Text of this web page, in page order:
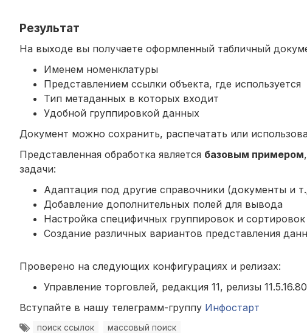
Результат
На выходе вы получаете оформленный табличный
Именем номенклатуры
Представлением ссылки объекта, где используется
Тип метаданных в которых входит
Удобной группировкой данных
Документ можно сохранить, распечатать или
Представленная обработка является базовым примером
задачи:
Адаптация под другие справочники (документы и
Добавление дополнительных полей для вывода
Настройка специфичных группировок и сортировок
Создание различных вариантов представления
Проверено на следующих конфигурациях и релизах:
Управление торговлей, редакция 11, релизы 11.5.16.80
Вступайте в нашу телеграмм-группу Инфостарт
поиск ссылок массовый поиск